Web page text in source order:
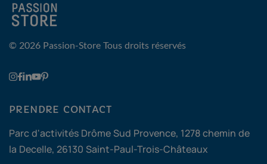
© 2026 Passion-Store Tous droits réservés
PRENDRE CONTACT
Parc d'activités Drôme Sud Provence, 1278 chemin de
la Decelle, 26130 Saint-Paul-Trois-Châteaux